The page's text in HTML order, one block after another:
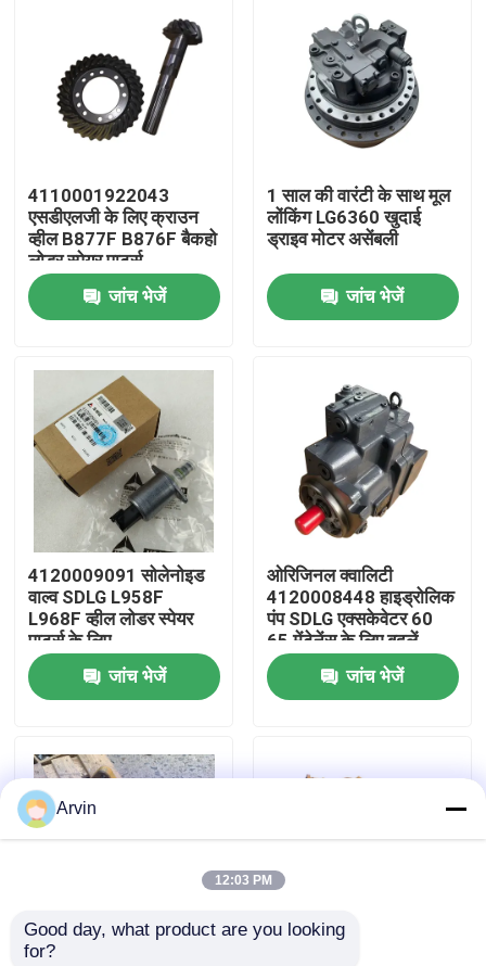
उत्पाद
हमारे बारे में
फैक्टरी यात्रा
गुणवत्ता नियंत्रण
हमसे संपर्क करें
एक बोली का अनुरोध
कमिंस स्पेयर पार्ट्स
4110001922043
एसडीएलजी के लिए क्राउन
व्हील B877F B876F बैकहो
लोडर स्पेयर पार्ट्स
जांच भेजें
1 साल की वारंटी के साथ मूल
लोंकिंग LG6360 खुदाई
ड्राइव मोटर असेंबली
जांच भेजें
4120009091 सोलेनोइड
वाल्व SDLG L958F
L968F व्हील लोडर स्पेयर
पार्ट्स के लिए
जांच भेजें
ओरिजिनल क्वालिटी
4120008448 हाइड्रोलिक
पंप SDLG एक्सकेवेटर 60
65 मेंटेनेंस के लिए बदलें
जांच भेजें
4110002988 ब्रेक
Arvin
12:03 PM
Good day, what product are you looking
for?